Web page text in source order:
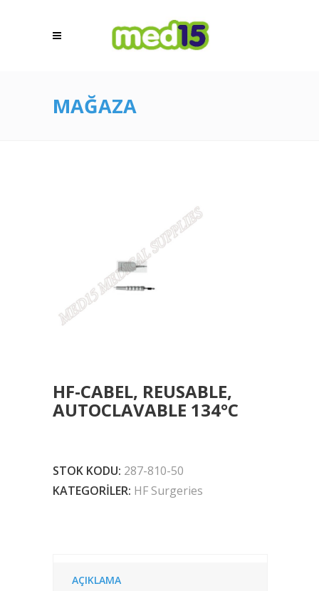
MAĞAZA
HF-CABEL, REUSABLE,
AUTOCLAVABLE 134°C
STOK KODU: 287-810-50
KATEGORILER: HF Surgeries
AÇIKLAMA